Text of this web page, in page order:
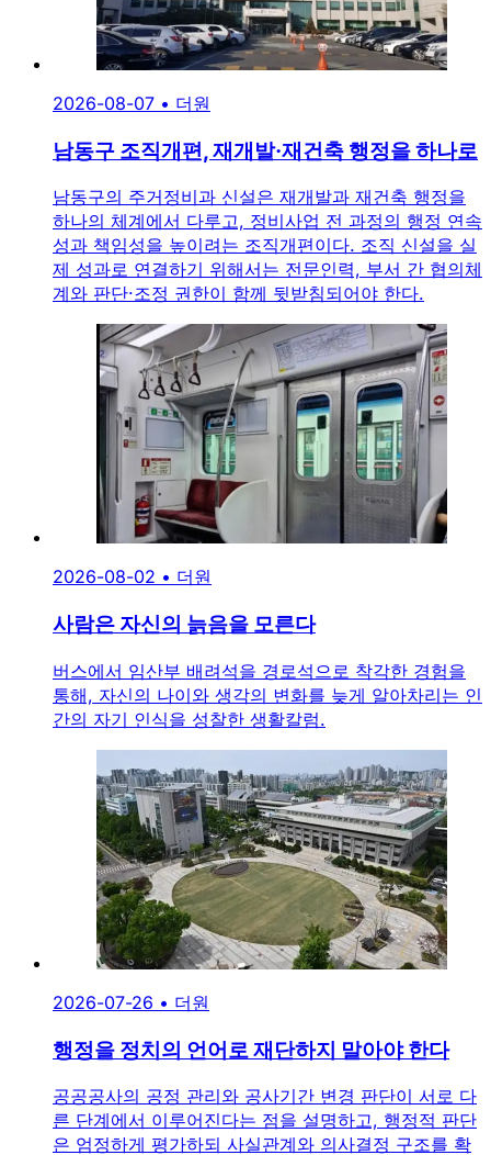
2026-08-07 • 더원
남동구 조직개편, 재개발·재건축 행정을 하나로
남동구의 주거정비과 신설은 재개발과 재건축 행정을
하나의 체계에서 다루고, 정비사업 전 과정의 행정 연속
성과 책임성을 높이려는 조직개편이다. 조직 신설을 실
제 성과로 연결하기 위해서는 전문인력, 부서 간 협의체
계와 판단·조정 권한이 함께 뒷받침되어야 한다.
2026-08-02 • 더원
사람은 자신의 늙음을 모른다
버스에서 임산부 배려석을 경로석으로 착각한 경험을
통해, 자신의 나이와 생각의 변화를 늦게 알아차리는 인
간의 자기 인식을 성찰한 생활칼럼.
2026-07-26 • 더원
행정을 정치의 언어로 재단하지 말아야 한다
공공공사의 공정 관리와 공사기간 변경 판단이 서로 다
른 단계에서 이루어진다는 점을 설명하고, 행정적 판단
은 엄정하게 평가하되 사실관계와 의사결정 구조를 확